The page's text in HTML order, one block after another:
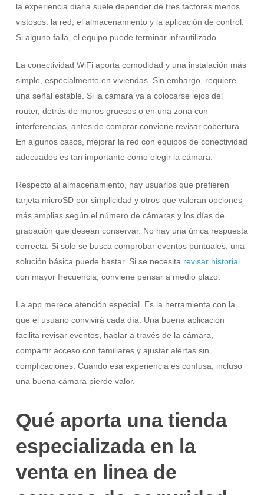
la experiencia diaria suele depender de tres factores menos
vistosos: la red, el almacenamiento y la aplicación de control.
Si alguno falla, el equipo puede terminar infrautilizado.
La conectividad WiFi aporta comodidad y una instalación más
simple, especialmente en viviendas. Sin embargo, requiere
una señal estable. Si la cámara va a colocarse lejos del
router, detrás de muros gruesos o en una zona con
interferencias, antes de comprar conviene revisar cobertura.
En algunos casos, mejorar la red con equipos de conectividad
adecuados es tan importante como elegir la cámara.
Respecto al almacenamiento, hay usuarios que prefieren
tarjeta microSD por simplicidad y otros que valoran opciones
más amplias según el número de cámaras y los días de
grabación que desean conservar. No hay una única respuesta
correcta. Si solo se busca comprobar eventos puntuales, una
solución básica puede bastar. Si se necesita revisar historial
con mayor frecuencia, conviene pensar a medio plazo.
La app merece atención especial. Es la herramienta con la
que el usuario convivirá cada día. Una buena aplicación
facilita revisar eventos, hablar a través de la cámara,
compartir acceso con familiares y ajustar alertas sin
complicaciones. Cuando esa experiencia es confusa, incluso
una buena cámara pierde valor.
Qué aporta una tienda
especializada en la
venta en linea de